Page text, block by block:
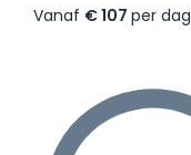
Vanaf € 107 per dag